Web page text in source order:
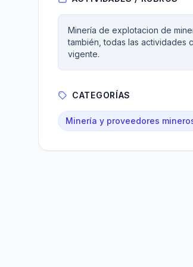
Minería de explotacion de
también, todas las actividades
vigente.
CATEGORÍAS
Minería y proveedores